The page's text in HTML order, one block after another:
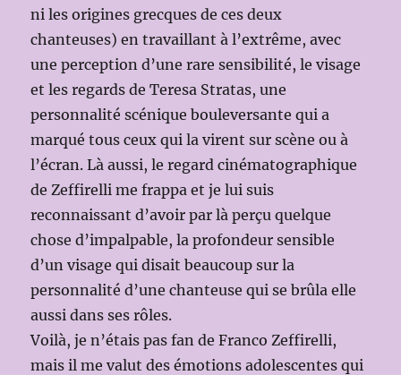
ni les origines grecques de ces deux
chanteuses) en travaillant à l’extrême, avec
une perception d’une rare sensibilité, le visage
et les regards de Teresa Stratas, une
personnalité scénique bouleversante qui a
marqué tous ceux qui la virent sur scène ou à
l’écran. Là aussi, le regard cinématographique
de Zeffirelli me frappa et je lui suis
reconnaissant d’avoir par là perçu quelque
chose d’impalpable, la profondeur sensible
d’un visage qui disait beaucoup sur la
personnalité d’une chanteuse qui se brûla elle
aussi dans ses rôles.
Voilà, je n’étais pas fan de Franco Zeffirelli,
mais il me valut des émotions adolescentes qui